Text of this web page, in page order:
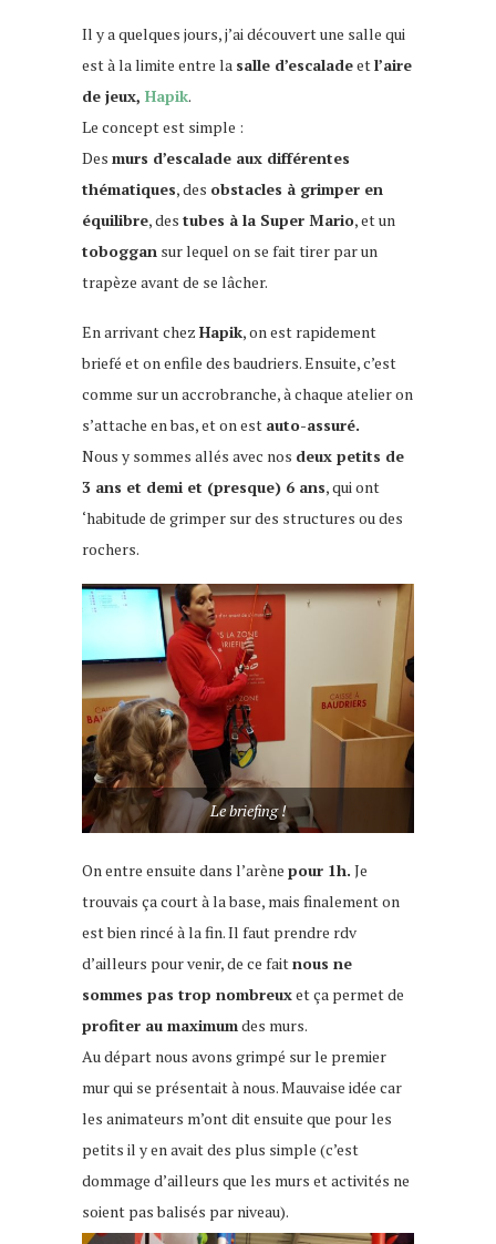
Il y a quelques jours, j’ai découvert une salle qui
est à la limite entre la salle d’escaladeetl’aire
de jeux, Hapik.
Le concept est simple :
Des murs d’escalade aux différentes
thématiques, des obstacles à grimper en
équilibre, des tubes à la Super Mario, et un
toboggan sur lequel on se fait tirer par un
trapèze avant de se lâcher.
En arrivant chez Hapik, on est rapidement
briefé et on enfile des baudriers. Ensuite, c’est
comme sur un accrobranche, à chaque atelier on
s’attache en bas, et on est auto-assuré.
Nous y sommes allés avec nos deux petits de
3 ans et demi et (presque) 6 ans, qui ont
‘habitude de grimper sur des structures ou des
rochers.
Le briefing !
On entre ensuite dans l’arène pour 1h. Je
trouvais ça court à la base, mais finalement on
est bien rincé à la fin. Il faut prendre rdv
d’ailleurs pour venir, de ce faitnous ne
sommes pas trop nombreuxet ça permet de
profiter au maximumdes murs.
Au départ nous avons grimpé sur le premier
mur qui se présentait à nous. Mauvaise idée car
les animateurs m’ont dit ensuite que pour les
petits il y en avait des plus simple (c’est
dommage d’ailleurs que les murs et activités ne
soient pas balisés par niveau).